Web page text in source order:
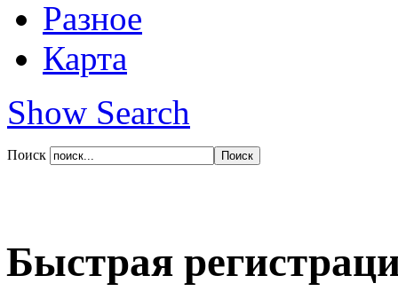
Разное
Карта
Show Search
Поиск
Быстрая